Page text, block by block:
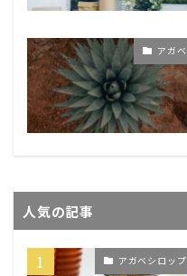
アガベ
人気の記事
アガベシロップ